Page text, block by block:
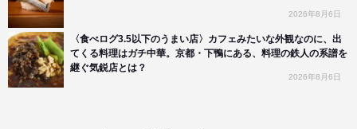
2026年8月6日
〈食べログ3.5以下のうまい店〉カフェみたいな外観なのに、出
てくる料理はガチ中華。京都・下鴨にある、料理の鉄人の系譜を
継ぐ気鋭店とは？
2026年8月6日